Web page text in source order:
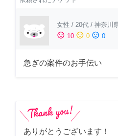
女性 / 20代 / 神奈川
sentiment_satisfied 10 sentiment_neutral 0 sentiment_dissatisfied 0
急ぎの案件のお手伝い
ありがとうございます！